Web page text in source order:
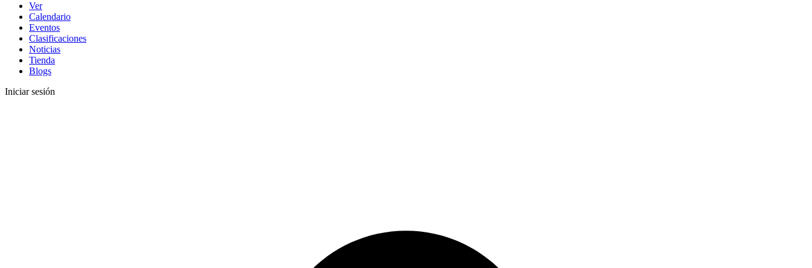
Ver
Calendario
Eventos
Clasificaciones
Noticias
Tienda
Blogs
Iniciar sesión